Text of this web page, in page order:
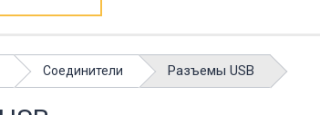
Соединители Разъемы USB